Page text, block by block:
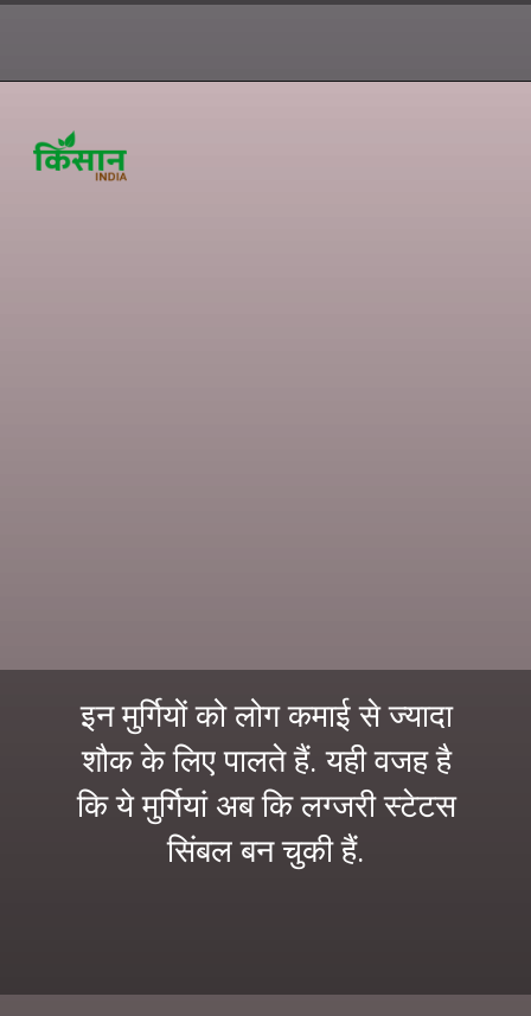
इन मुर्गियों को लोग कमाई से ज्यादा
शौक के लिए पालते हैं. यही वजह है
कि ये मुर्गियां अब कि लग्जरी स्टेटस
सिंबल बन चुकी हैं.